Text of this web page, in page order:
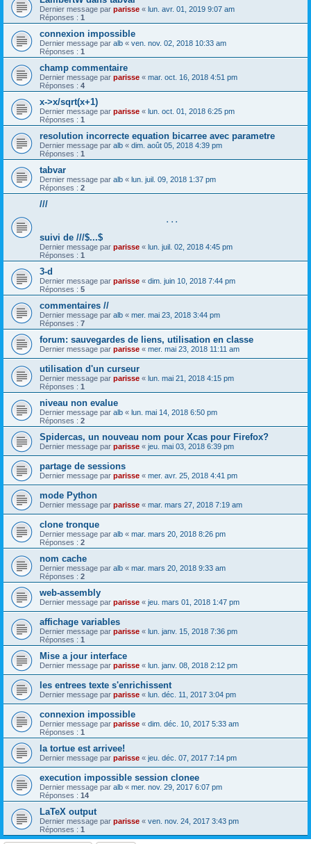
Dernier message par parisse « lun. avr. 01, 2019 9:07 am
Réponses : 1
connexion impossible
Dernier message par alb « ven. nov. 02, 2018 10:33 am
Réponses : 1
champ commentaire
Dernier message par parisse « mar. oct. 16, 2018 4:51 pm
Réponses : 4
x->x/sqrt(x+1)
Dernier message par parisse « lun. oct. 01, 2018 6:25 pm
Réponses : 1
resolution incorrecte equation bicarree avec parametre
Dernier message par alb « dim. août 05, 2018 4:39 pm
Réponses : 1
tabvar
Dernier message par alb « lun. juil. 09, 2018 1:37 pm
Réponses : 2
///
. . .
. . .
suivi de ///$...$
Dernier message par parisse « lun. juil. 02, 2018 4:45 pm
Réponses : 1
3-d
Dernier message par parisse « dim. juin 10, 2018 7:44 pm
Réponses : 5
commentaires //
Dernier message par alb « mer. mai 23, 2018 3:44 pm
Réponses : 7
forum: sauvegardes de liens, utilisation en classe
Dernier message par parisse « mer. mai 23, 2018 11:11 am
utilisation d'un curseur
Dernier message par parisse « lun. mai 21, 2018 4:15 pm
Réponses : 1
niveau non evalue
Dernier message par alb « lun. mai 14, 2018 6:50 pm
Réponses : 2
Spidercas, un nouveau nom pour Xcas pour Firefox?
Dernier message par parisse « jeu. mai 03, 2018 6:39 pm
partage de sessions
Dernier message par parisse « mer. avr. 25, 2018 4:41 pm
mode Python
Dernier message par parisse « mar. mars 27, 2018 7:19 am
clone tronque
Dernier message par alb « mar. mars 20, 2018 8:26 pm
Réponses : 2
nom cache
Dernier message par alb « mar. mars 20, 2018 9:33 am
Réponses : 2
web-assembly
Dernier message par parisse « jeu. mars 01, 2018 1:47 pm
affichage variables
Dernier message par parisse « lun. janv. 15, 2018 7:36 pm
Réponses : 1
Mise a jour interface
Dernier message par parisse « lun. janv. 08, 2018 2:12 pm
les entrees texte s'enrichissent
Dernier message par parisse « lun. déc. 11, 2017 3:04 pm
connexion impossible
Dernier message par parisse « dim. déc. 10, 2017 5:33 am
Réponses : 1
la tortue est arrivee!
Dernier message par parisse « jeu. déc. 07, 2017 7:14 pm
execution impossible session clonee
Dernier message par alb « mer. nov. 29, 2017 6:07 pm
Réponses : 14
LaTeX output
Dernier message par parisse « ven. nov. 24, 2017 3:43 pm
Réponses : 1